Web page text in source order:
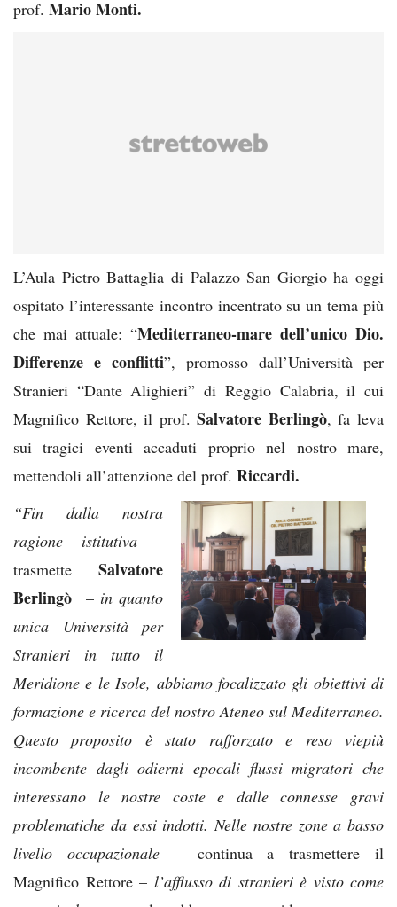
prof. Mario Monti.
L’Aula Pietro Battaglia di Palazzo San Giorgio ha oggi
ospitato l’interessante incontro incentrato su un tema più
che mai attuale: “Mediterraneo-mare dell’unico Dio.
Differenze e conflitti”, promosso dall’Università per
Stranieri “Dante Alighieri” di Reggio Calabria, il cui
Magnifico Rettore, il prof.Salvatore Berlingò, fa leva
sui tragici eventi accaduti proprio nel nostro mare,
mettendoli all’attenzione del prof. Riccardi.
“Fin dalla nostra
ragione istitutiva–
trasmette Salvatore
Berlingò –in quanto
unica Università per
Stranieri in tutto il
Meridione e le Isole, abbiamo focalizzato gli obiettivi di
formazione e ricerca del nostro Ateneo sul Mediterraneo.
Questo proposito è stato rafforzato e reso viepiù
incombente dagli odierni epocali flussi migratori che
interessano le nostre coste e dalle connesse gravi
problematiche da essi indotti. Nelle nostre zone a basso
livello occupazionale – continua a trasmettere il
Magnifico Rettore – l’afflusso di stranieri è visto come